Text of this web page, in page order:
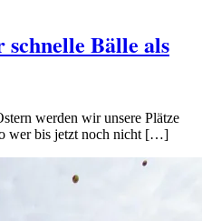
Bälle als
werden wir unsere Plätze
wer bis jetzt noch nicht […]